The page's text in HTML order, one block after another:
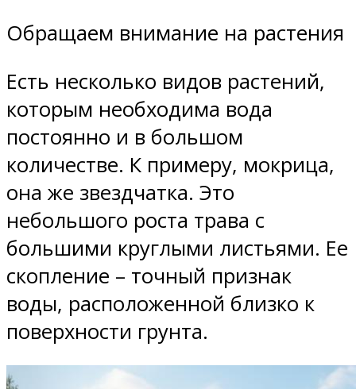
Обращаем внимание на растения
Есть несколько видов растений,
которым необходима вода
постоянно и в большом
количестве. К примеру, мокрица,
она же звездчатка. Это
небольшого роста трава с
большими круглыми листьями. Ее
скопление – точный признак
воды, расположенной близко к
поверхности грунта.